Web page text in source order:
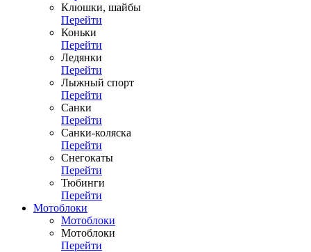
Клюшки, шайбы
Перейти
Коньки
Перейти
Ледянки
Перейти
Лыжный спорт
Перейти
Санки
Перейти
Санки-коляска
Перейти
Снегокаты
Перейти
Тюбинги
Перейти
Мотоблоки
Мотоблоки
Мотоблоки
Перейти